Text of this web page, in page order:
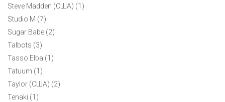
состав. Отличный предмет базового гардероба.
Steve Madden (США) (1)
Studio M (7)
Sugar Babe (2)
Talbots (3)
Tasso Elba (1)
Tatuum (1)
Taylor (США) (2)
Tenaki (1)